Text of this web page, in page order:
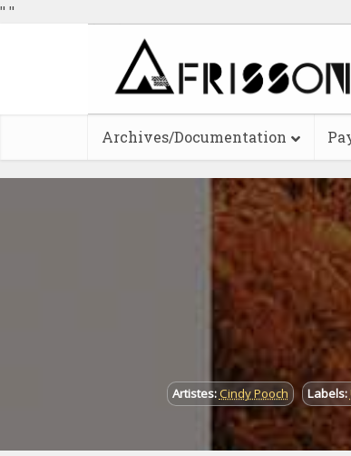
" "
Archives/Documentation
Artistes:Cindy Pooch Labels: